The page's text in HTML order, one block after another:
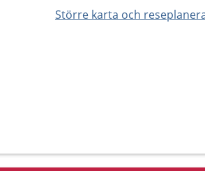
Större karta och